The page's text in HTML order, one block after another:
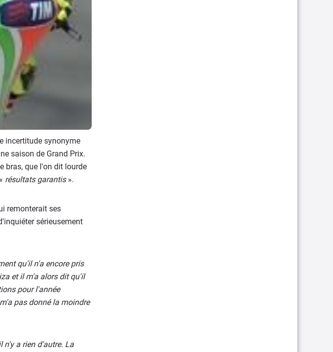
incertitude synonyme
saison de Grand Prix.
bras, que l'on dit lourde
résultats garantis».
remonterait ses
sérieusement
qu'il n'a encore pris
et il m'a alors dit qu'il
pour l'année
pas donné la moindre
n'y a rien d'autre. La